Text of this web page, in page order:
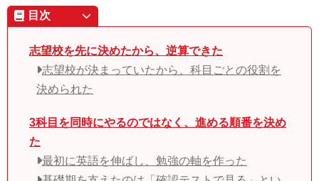
目次
志望校を先に決めたから、逆算できた
志望校が決まっていたから、科目ごとの役割を
決められた
3科目を同時にやるのではなく、進める順番を決め
た
最初に英語を伸ばし、勉強の軸を作った